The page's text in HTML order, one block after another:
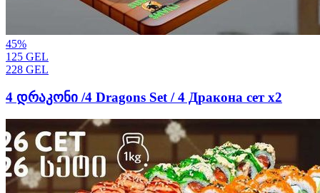
45%
125 GEL
228 GEL
4 დრაკონი /4 Dragons Set / 4 Дракона сет х2